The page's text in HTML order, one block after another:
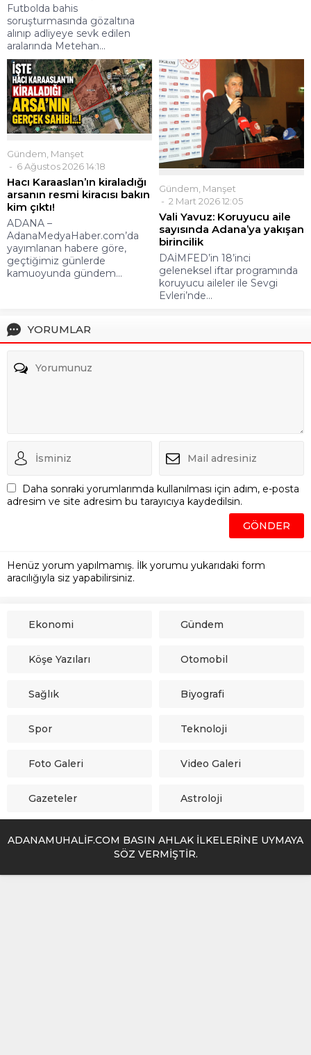
Futbolda bahis
soruşturmasında gözaltına
alınıp adliyeye sevk edilen
aralarında Metehan...
Gündem Manşet
6 Ağustos 2026 14:18
Hacı Karaaslan’ın kiraladığı
arsanın resmi kiracısı bakın
kim çıktı!
ADANA –
AdanaMedyaHaber.com’da
yayımlanan habere göre,
geçtiğimiz günlerde
kamuoyunda gündem...
Gündem Manşet
2 Mart 2026 12:05
Vali Yavuz: Koruyucu aile
sayısında Adana’ya yakışan
birincilik
DAİMFED’in 18’inci
geleneksel iftar programında
koruyucu aileler ile Sevgi
Evleri’nde...
YORUMLAR
Daha sonraki yorumlarımda kullanılması için adım, e-posta
adresim ve site adresim bu tarayıcıya kaydedilsin.
Henüz yorum yapılmamış. İlk yorumu yukarıdaki form
aracılığıyla siz yapabilirsiniz.
Ekonomi Gündem
Köşe Yazıları Otomobil
Sağlık Biyografi
Spor Teknoloji
Foto Galeri Video Galeri
Gazeteler Astroloji
ADANAMUHALİF.COM BASIN AHLAK İLKELERİNE UYMAYA
SÖZ VERMİŞTİR.